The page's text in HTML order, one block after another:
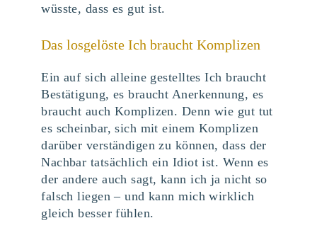
wüsste, dass es gut ist.
Das losgelöste Ich braucht Komplizen
Ein auf sich alleine gestelltes Ich braucht
Bestätigung, es braucht Anerkennung, es
braucht auch Komplizen. Denn wie gut tut
es scheinbar, sich mit einem Komplizen
darüber verständigen zu können, dass der
Nachbar tatsächlich ein Idiot ist. Wenn es
der andere auch sagt, kann ich ja nicht so
falsch liegen – und kann mich wirklich
gleich besser fühlen.